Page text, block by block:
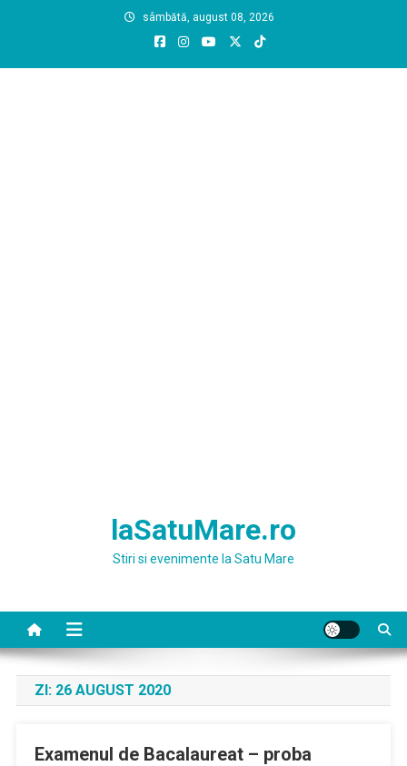
sâmbătă, august 08, 2026
laSatuMare.ro
Stiri si evenimente la Satu Mare
ZI: 26 AUGUST 2020
Examenul de Bacalaureat – proba